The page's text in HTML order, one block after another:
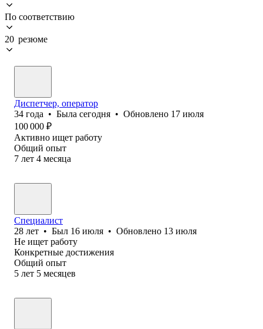
По соответствию
20 резюме
Диспетчер, оператор
34 года • Была сегодня • Обновлено 17 июля
100 000 ₽
Активно ищет работу
Общий опыт
7 лет 4 месяца
Специалист
28 лет • Был 16 июля • Обновлено 13 июля
Не ищет работу
Конкретные достижения
Общий опыт
5 лет 5 месяцев